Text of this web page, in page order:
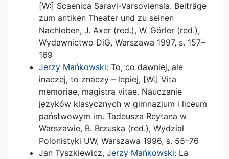
[W:] Scaenica Saravi-Varsoviensia. Beiträge
zum antiken Theater und zu seinen
Nachleben, J. Axer (red.), W. Görler (red.),
Wydawnictwo DiG, Warszawa 1997, s. 157–
169
Jerzy Mańkowski: To, co dawniej, ale
inaczej, to znaczy – lepiej, [W:] Vita
memoriae, magistra vitae. Nauczanie
języków klasycznych w gimnazjum i liceum
państwowym im. Tadeusza Reytana w
Warszawie, B. Brzuska (red.), Wydział
Polonistyki UW, Warszawa 1996, s. 55–76
Jan Tyszkiewicz, Jerzy Mańkowski: La